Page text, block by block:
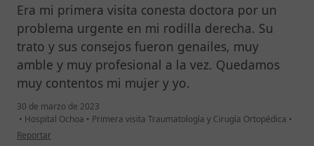
Era mi primera visita conesta doctora por un
problema urgente en mi rodilla derecha. Su
trato y sus consejos fueron genailes, muy
amble y muy profesional a la vez. Quedamos
muy contentos mi mujer y yo.
30 de marzo de 2023
• Hospital Ochoa • Primera visita Traumatología y Cirugía Ortopédica •
en opinión del usuario Ramon
Reportar